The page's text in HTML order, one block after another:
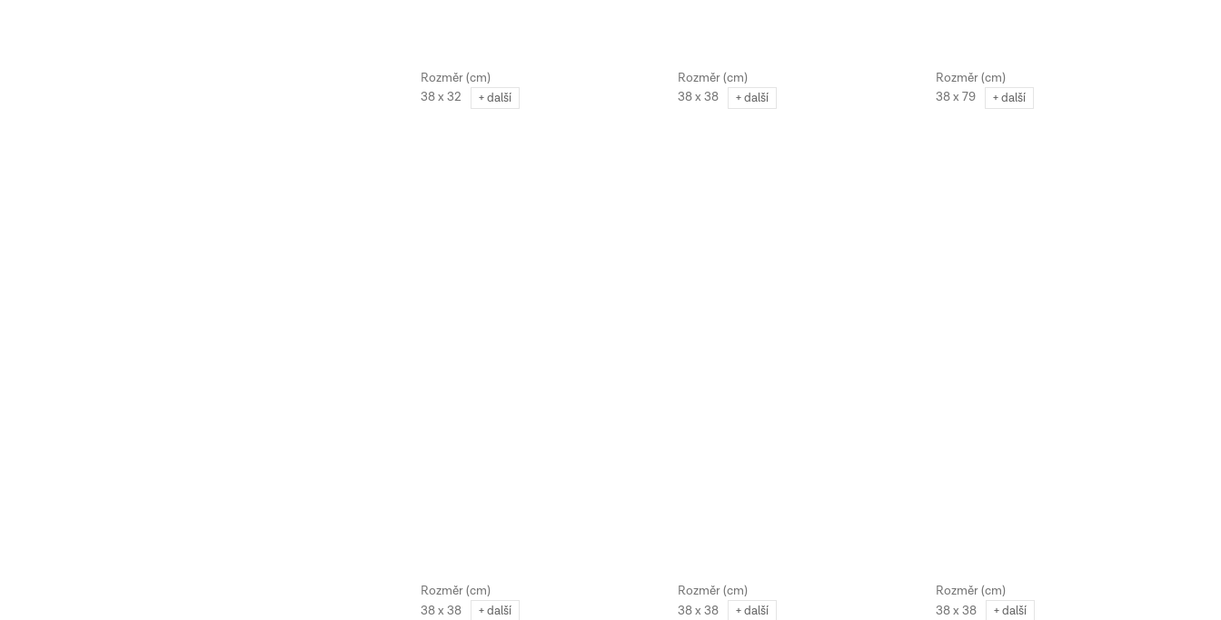
38 x 32 + další 38 x 38 + další 38 x 79 + další
38 x 38 + další 38 x 38 + další 38 x 38 + další